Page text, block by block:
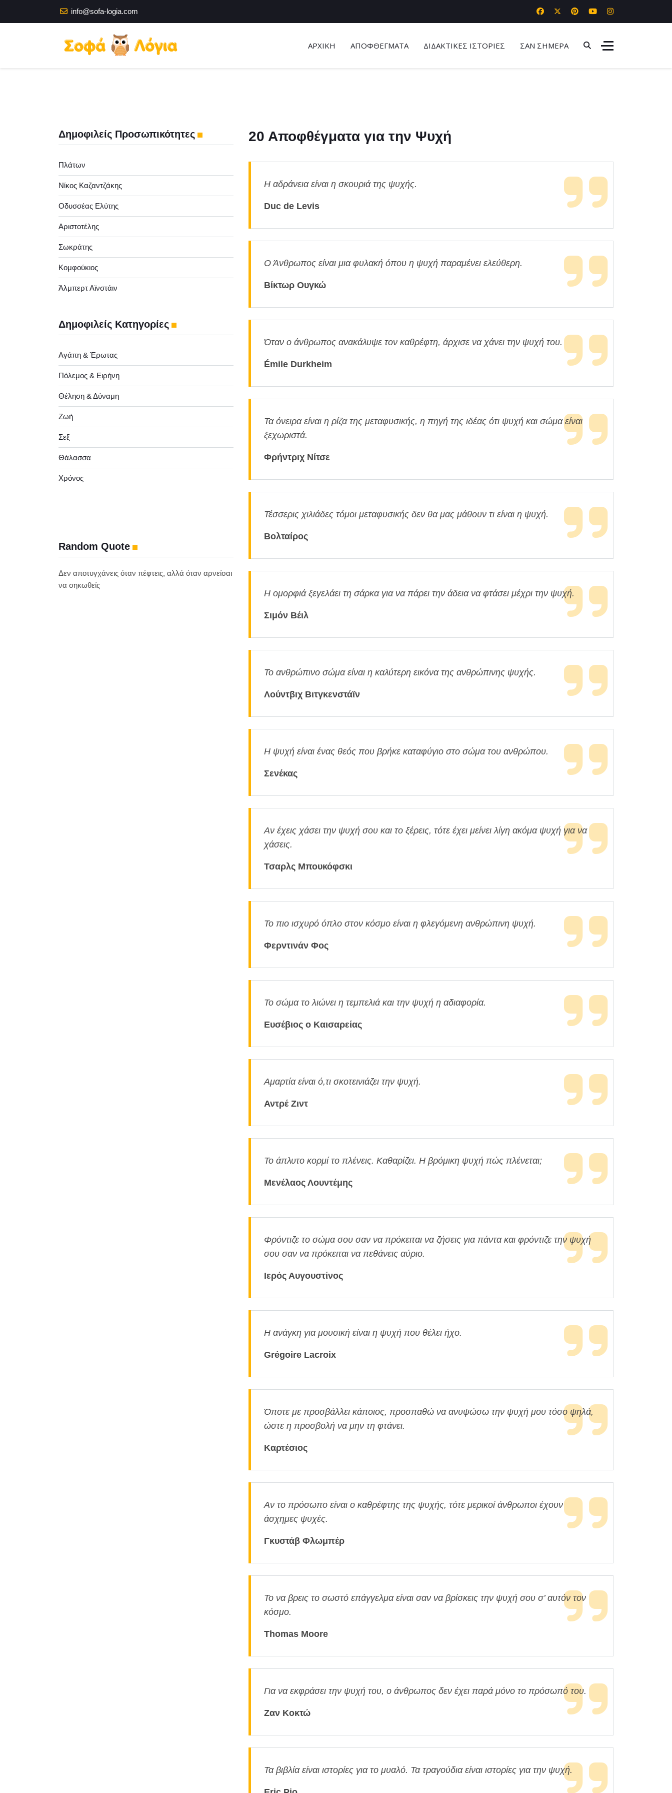
info@sofa-logia.com
ΑΡΧΙΚΗ ΑΠΟΦΘΕΓΜΑΤΑ ΔΙΔΑΚΤΙΚΕΣ ΙΣΤΟΡΙΕΣ ΣΑΝ ΣΗΜΕΡΑ
Δημοφιλείς Προσωπικότητες
Πλάτων
Νίκος Καζαντζάκης
Οδυσσέας Ελύτης
Αριστοτέλης
Σωκράτης
Κομφούκιος
Άλμπερτ Αϊνστάιν
Δημοφιλείς Κατηγορίες
Αγάπη & Έρωτας
Πόλεμος & Ειρήνη
Θέληση & Δύναμη
Ζωή
Σεξ
Θάλασσα
Χρόνος
Random Quote
Δεν αποτυγχάνεις όταν πέφτεις, αλλά όταν αρνείσαι
να σηκωθείς
20 Αποφθέγματα για την Ψυχή
Η αδράνεια είναι η σκουριά της ψυχής.
Duc de Levis
Ο Άνθρωπος είναι μια φυλακή όπου η ψυχή παραμένει ελεύθερη.
Βίκτωρ Ουγκώ
Όταν ο άνθρωπος ανακάλυψε τον καθρέφτη, άρχισε να χάνει την ψυχή του.
Émile Durkheim
Τα όνειρα είναι η ρίζα της μεταφυσικής, η πηγή της ιδέας ότι ψυχή και σώμα είναι
ξεχωριστά.
Φρήντριχ Νίτσε
Τέσσερις χιλιάδες τόμοι μεταφυσικής δεν θα μας μάθουν τι είναι η ψυχή.
Βολταίρος
Η ομορφιά ξεγελάει τη σάρκα για να πάρει την άδεια να φτάσει μέχρι την ψυχή.
Σιμόν Βέιλ
Το ανθρώπινο σώμα είναι η καλύτερη εικόνα της ανθρώπινης ψυχής.
Λούντβιχ Βιτγκενστάϊν
Η ψυχή είναι ένας θεός που βρήκε καταφύγιο στο σώμα του ανθρώπου.
Σενέκας
Αν έχεις χάσει την ψυχή σου και το ξέρεις, τότε έχει μείνει λίγη ακόμα ψυχή για να
χάσεις.
Τσαρλς Μπουκόφσκι
Το πιο ισχυρό όπλο στον κόσμο είναι η φλεγόμενη ανθρώπινη ψυχή.
Φερντινάν Φος
Το σώμα το λιώνει η τεμπελιά και την ψυχή η αδιαφορία.
Ευσέβιος ο Καισαρείας
Αμαρτία είναι ό,τι σκοτεινιάζει την ψυχή.
Αντρέ Ζιντ
Το άπλυτο κορμί το πλένεις. Καθαρίζει. Η βρόμικη ψυχή πώς πλένεται;
Μενέλαος Λουντέμης
Φρόντιζε το σώμα σου σαν να πρόκειται να ζήσεις για πάντα και φρόντιζε την ψυχή
σου σαν να πρόκειται να πεθάνεις αύριο.
Ιερός Αυγουστίνος
Η ανάγκη για μουσική είναι η ψυχή που θέλει ήχο.
Grégoire Lacroix
Όποτε με προσβάλλει κάποιος, προσπαθώ να ανυψώσω την ψυχή μου τόσο ψηλά,
ώστε η προσβολή να μην τη φτάνει.
Καρτέσιος
Αν το πρόσωπο είναι ο καθρέφτης της ψυχής, τότε μερικοί άνθρωποι έχουν
άσχημες ψυχές.
Γκυστάβ Φλωμπέρ
Το να βρεις το σωστό επάγγελμα είναι σαν να βρίσκεις την ψυχή σου σ’ αυτόν τον
κόσμο.
Thomas Moore
Για να εκφράσει την ψυχή του, ο άνθρωπος δεν έχει παρά μόνο το πρόσωπό του.
Ζαν Κοκτώ
Τα βιβλία είναι ιστορίες για το μυαλό. Τα τραγούδια είναι ιστορίες για την ψυχή.